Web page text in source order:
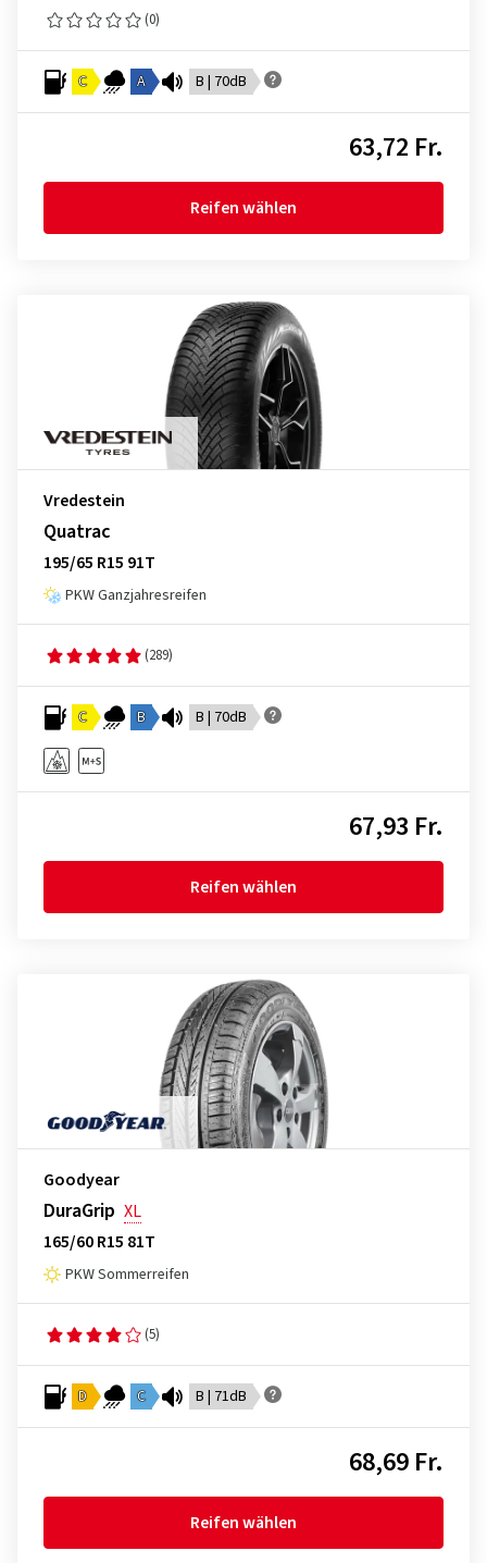
(0)
C A B | 70dB
63,72 Fr.
Reifen wählen
Vredestein
Quatrac
195/65 R15 91T
PKW Ganzjahresreifen
(289)
C B B | 70dB
67,93 Fr.
Reifen wählen
Goodyear
DuraGrip XL
165/60 R15 81T
PKW Sommerreifen
(5)
D C B | 71dB
68,69 Fr.
Reifen wählen